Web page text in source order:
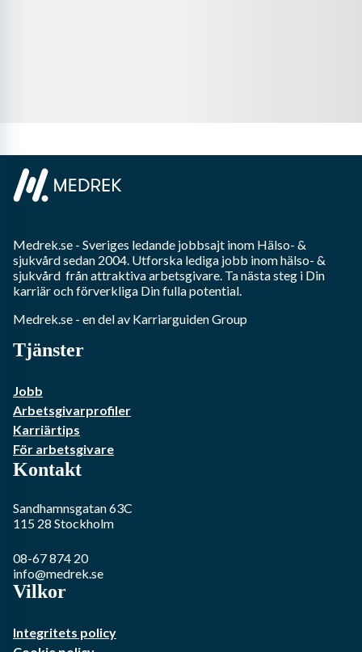
Medrek.se - Sveriges ledande jobbsajt inom Hälso- &
sjukvårdsedan 2004. Utforska lediga jobb inomhälso- &
sjukvård från attraktiva arbetsgivare. Ta nästa steg i Din
karriär och förverkliga Din fulla potential.
Medrek.se - en del av Karriarguiden Group
Tjänster
Jobb
Arbetsgivarprofiler
Karriärtips
För arbetsgivare
Kontakt
Sandhamnsgatan 63C
115 28 Stockholm
08-67 874 20
info@medrek.se
Vilkor
Integritets policy